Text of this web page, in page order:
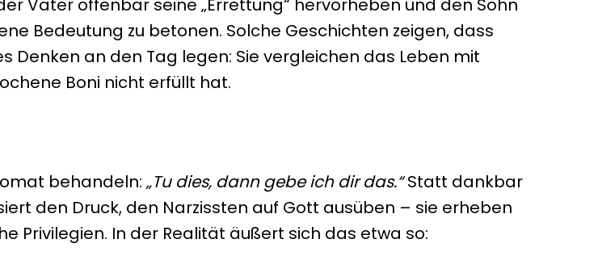
Vater offenbar seine „Errettung“ hervorheben und den Sohn
Bedeutung zu betonen. Solche Geschichten zeigen, dass
Denken an den Tag legen: Sie vergleichen das Leben mit
Boni nicht erfüllt hat.
behandeln: „Tu dies, dann gebe ich dir das.“Statt dankbar
den Druck, den Narzissten auf Gott ausüben – sie erheben
Privilegien. In der Realität äußert sich das etwa so: